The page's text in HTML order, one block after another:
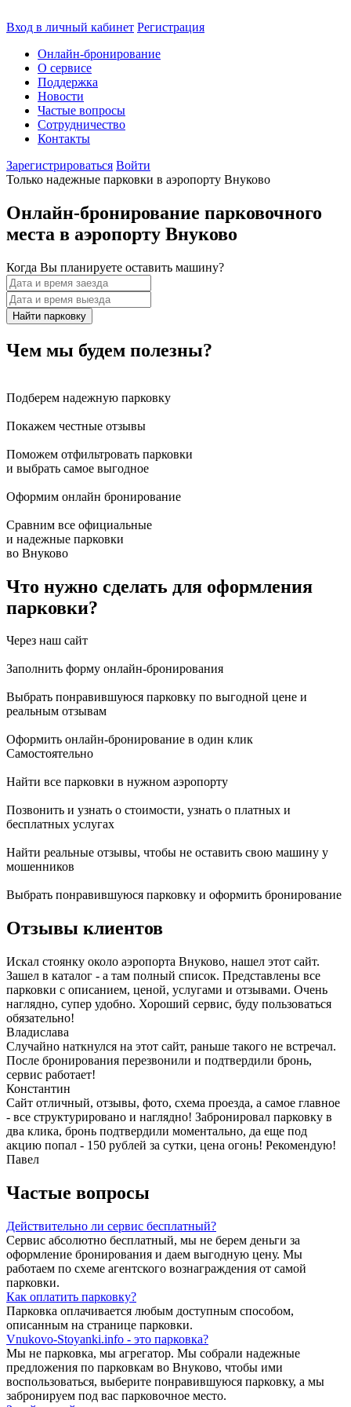
Вход в личный кабинет Регистрация
Онлайн-бронирование
О сервисе
Поддержка
Новости
Частые вопросы
Сотрудничество
Контакты
Зарегистрироваться Войти
Только надежные парковки в аэропорту Внуково
Онлайн-бронирование парковочного
места в аэропорту Внуково
Когда Вы планируете оставить машину?
Чем мы будем полезны?
Подберем надежную парковку
Покажем честные отзывы
Поможем отфильтровать парковки
и выбрать самое выгодное
Оформим онлайн бронирование
Сравним все официальные
и надежные парковки
во Внуково
Что нужно сделать для оформления
парковки?
Через наш сайт
Заполнить форму онлайн-бронирования
Выбрать понравившуюся парковку по выгодной цене и
реальным отзывам
Оформить онлайн-бронирование в один клик
Самостоятельно
Найти все парковки в нужном аэропорту
Позвонить и узнать о стоимости, узнать о платных и
бесплатных услугах
Найти реальные отзывы, чтобы не оставить свою машину у
мошенников
Выбрать понравившуюся парковку и оформить бронирование
Отзывы клиентов
Искал стоянку около аэропорта Внуково, нашел этот сайт.
Зашел в каталог - а там полный список. Представлены все
парковки с описанием, ценой, услугами и отзывами. Очень
наглядно, супер удобно. Хороший сервис, буду пользоваться
обязательно!
Владислава
Случайно наткнулся на этот сайт, раньше такого не встречал.
После бронирования перезвонили и подтвердили бронь,
сервис работает!
Константин
Сайт отличный, отзывы, фото, схема проезда, а самое главное
- все структурировано и наглядно! Забронировал парковку в
два клика, бронь подтвердили моментально, да еще под
акцию попал - 150 рублей за сутки, цена огонь! Рекомендую!
Павел
Частые вопросы
Действительно ли сервис бесплатный?
Сервис абсолютно бесплатный, мы не берем деньги за
оформление бронирования и даем выгодную цену. Мы
работаем по схеме агентского вознаграждения от самой
парковки.
Как оплатить парковку?
Парковка оплачивается любым доступным способом,
описанным на странице парковки.
Vnukovo-Stoyanki.info - это парковка?
Мы не парковка, мы агрегатор. Мы собрали надежные
предложения по парковкам во Внуково, чтобы ими
воспользоваться, выберите понравившуюся парковку, а мы
забронируем под вас парковочное место.